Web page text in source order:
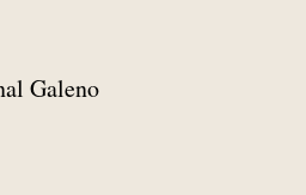
Galeno